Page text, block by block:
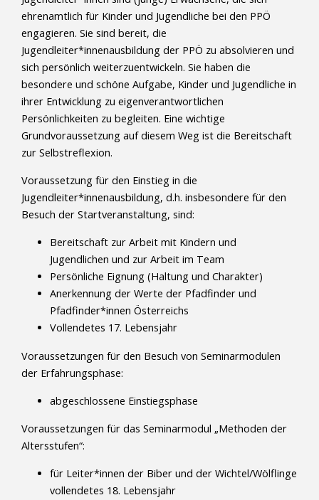
ehrenamtlich für Kinder und Jugendliche bei den PPÖ
engagieren. Sie sind bereit, die
Jugendleiter*innenausbildung der PPÖ zu absolvieren und
sich persönlich weiterzuentwickeln. Sie haben die
besondere und schöne Aufgabe, Kinder und Jugendliche in
ihrer Entwicklung zu eigenverantwortlichen
Persönlichkeiten zu begleiten. Eine wichtige
Grundvoraussetzung auf diesem Weg ist die Bereitschaft
zur Selbstreflexion.
Voraussetzung für den Einstieg in die
Jugendleiter*innenausbildung, d.h. insbesondere für den
Besuch der Startveranstaltung, sind:
Bereitschaft zur Arbeit mit Kindern und
Jugendlichen und zur Arbeit im Team
Persönliche Eignung (Haltung und Charakter)
Anerkennung der Werte der Pfadfinder und
Pfadfinder*innen Österreichs
Vollendetes 17. Lebensjahr
Voraussetzungen für den Besuch von Seminarmodulen
der Erfahrungsphase:
abgeschlossene Einstiegsphase
Voraussetzungen für das Seminarmodul „Methoden der
Altersstufen“:
für Leiter*innen der Biber und der Wichtel/Wölflinge
vollendetes 18. Lebensjahr